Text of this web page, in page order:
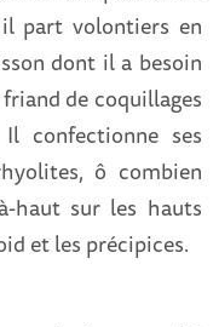
il part volontiers en
dont il a besoin
de coquillages
confectionne ses
ô combien
haut sur les hauts
et les précipices.